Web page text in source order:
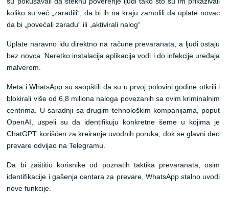
koliko su već „zaradili“, da bi ih na kraju zamolili da uplate novac
da bi „povećali zaradu“ ili „aktivirali nalog“
Uplate naravno idu direktno na račune prevaranata, a ljudi ostaju
bez novca. Neretko instalacija aplikacija vodi i do infekcije uređaja
malverom.
Meta i WhatsApp su saopštili da su u prvoj polovini godine otkrili i
blokirali više od 6,8 miliona naloga povezanih sa ovim kriminalnim
centrima. U saradnji sa drugim tehnološkim kompanijama, poput
OpenAI, uspeli su da identifikuju konkretne šeme u kojima je
ChatGPT korišćen za kreiranje uvodnih poruka, dok se glavni deo
prevare odvijao na Telegramu.
Da bi zaštitio korisnike od poznatih taktika prevaranata, osim
identifikacije i gašenja centara za prevare, WhatsApp stalno uvodi
nove funkcije.